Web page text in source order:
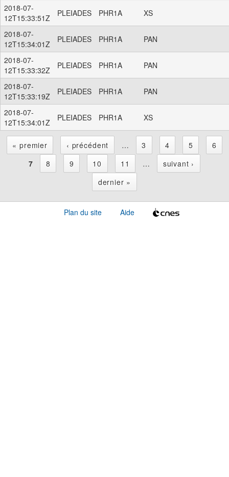
2018-07-
12T15:33:51Z
PLEIADES PHR1A XS
2018-07-
12T15:34:01Z
PLEIADES PHR1A PAN
2018-07-
12T15:33:32Z
PLEIADES PHR1A PAN
2018-07-
12T15:33:19Z
PLEIADES PHR1A PAN
2018-07-
12T15:34:01Z
PLEIADES PHR1A XS
a
« premier ‹ précédent … 3 4 5
6
7
8 9 10 11 …
suivant ›
dernier »
Plan du site Aide